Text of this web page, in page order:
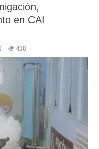
en CAI
498